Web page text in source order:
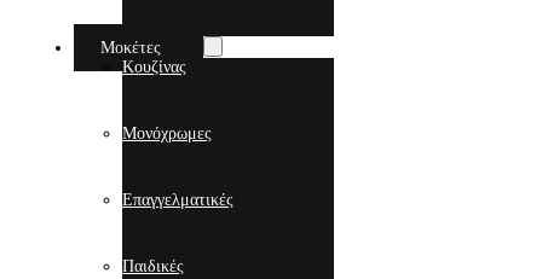
Μοκέτες
Κουζίνας
Μονόχρωμες
Επαγγελματικές
Παιδικές